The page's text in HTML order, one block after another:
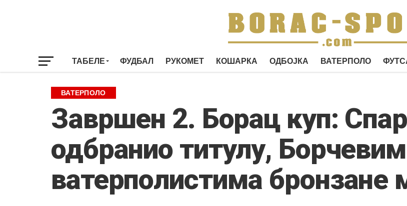
ТАБЕЛЕ ФУДБАЛ РУКОМЕТ КОШАРКА ОДБОЈКА ВАТЕРПОЛО
ВАТЕРПОЛО
Завршен 2. Борац куп:
одбранио титулу, Борчевим
ватерполистима